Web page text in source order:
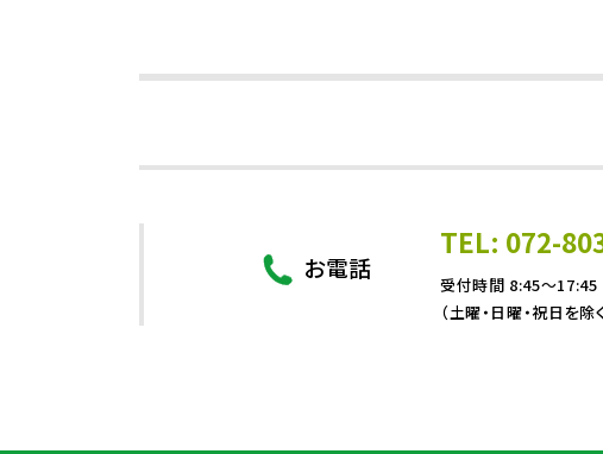
お電話
TEL: 072-
受付時間 8:45～17:45
（土曜・日曜・祝日を除